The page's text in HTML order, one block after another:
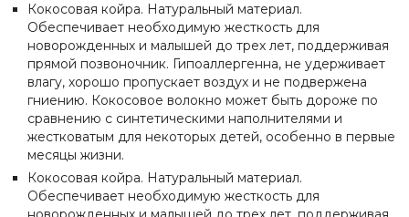
Кокосовая койра. Натуральный материал.
Обеспечивает необходимую жесткость для
новорожденных и малышей до трех лет, поддерживая
прямой позвоночник. Гипоаллергенна, не удерживает
влагу, хорошо пропускает воздух и не подвержена
гниению. Кокосовое волокно может быть дороже по
сравнению с синтетическими наполнителями и
жестковатым для некоторых детей, особенно в первые
месяцы жизни.
Кокосовая койра. Натуральный материал.
Обеспечивает необходимую жесткость для